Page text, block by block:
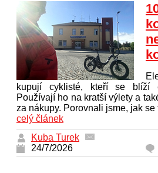
kupují cyklisté, kteří se blíží
Používají ho na kratší výlety a
za nákupy. Porovnali jsme, jak se
celý článek
Kuba Turek
24/7/2026